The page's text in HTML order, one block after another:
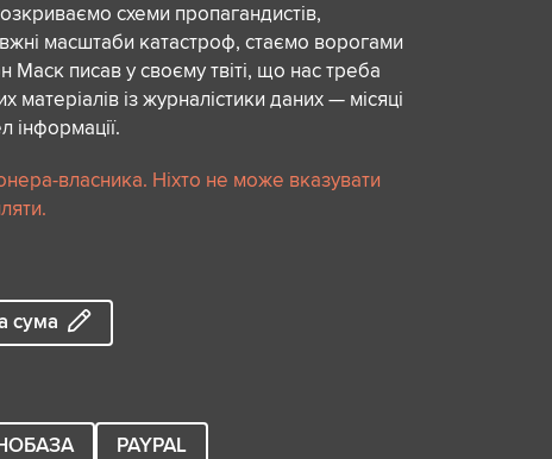
схеми пропагандистів,
масштаби катастроф, стаємо ворогами
Маск писав у своєму твіті, що нас треба
із журналістики даних — місяці
інформації.
власника. Ніхто не може вказувати
сума
PAYPAL